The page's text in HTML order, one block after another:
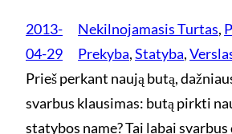
2013-
04-29
Nekilnojamasis Turtas,
Prekyba, Statyba,
Prieš perkant naują butą,
svarbus klausimas: butą pirkti
statybos name? Tai labai